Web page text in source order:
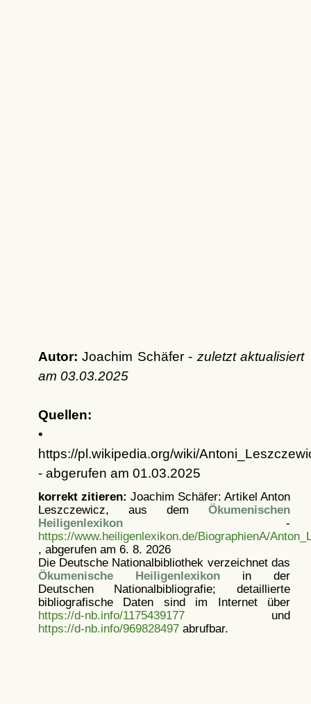
Autor: Joachim Schäfer - zuletzt aktualisiert
am 03.03.2025
Quellen:
•
https://pl.wikipedia.org/wiki/
- abgerufen am 01.03.2025
korrekt zitieren: Joachim Schäfer: ArtikelAnton
Leszczewicz, aus dem Ökumenischen
Heiligenlexikon-
https://www.heiligenlexikon.de/BiographienA/
, abgerufen am 6. 8. 2026
Die Deutsche Nationalbibliothek verzeichnet das
Ökumenische Heiligenlexikonin der
Deutschen Nationalbibliografie; detaillierte
bibliografische Daten sind im Internet über
https://d-nb.info/1175439177und
https://d-nb.info/969828497abrufbar.